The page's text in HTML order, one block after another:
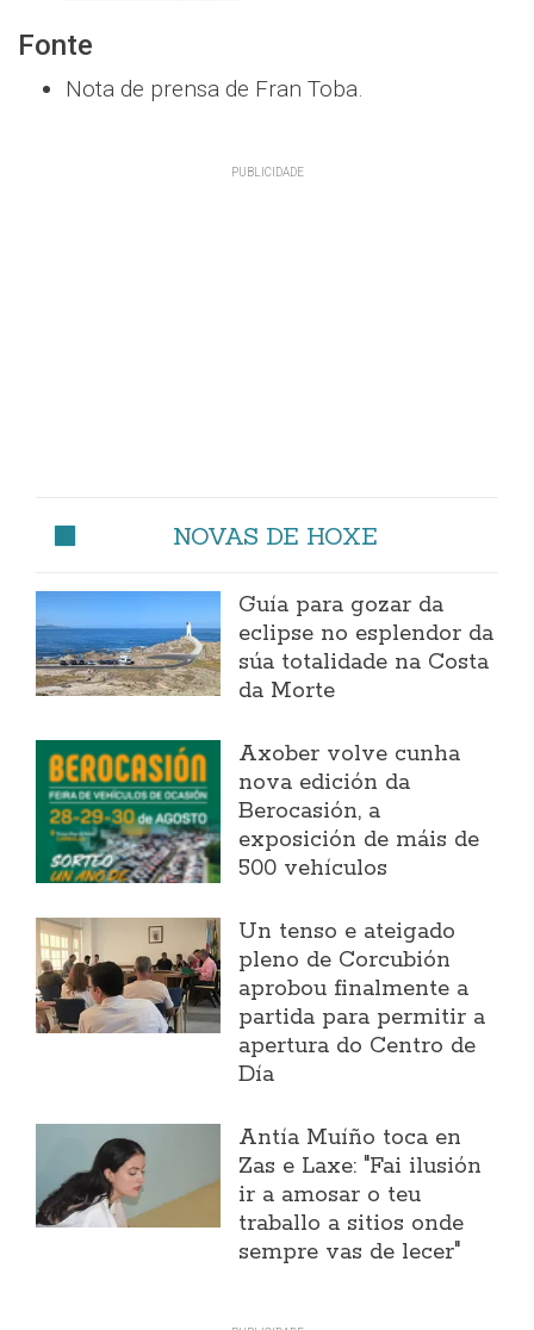
Fonte
Nota de prensa de Fran Toba.
NOVAS DE HOXE
Guía para gozar da
eclipse no esplendor da
súa totalidade na Costa
da Morte
Axober volve cunha
nova edición da
Berocasión, a
exposición de máis de
500 vehículos
Un tenso e ateigado
pleno de Corcubión
aprobou finalmente a
partida para permitir a
apertura do Centro de
Día
Antía Muíño toca en
Zas e Laxe: "Fai ilusión
ir a amosar o teu
traballo a sitios onde
sempre vas de lecer"